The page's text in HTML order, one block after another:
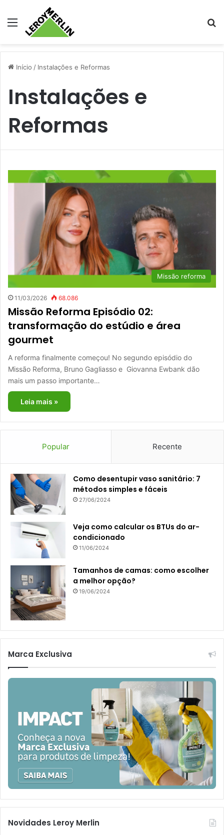
Menu
Início / Instalações e Reformas
Instalações e
Reformas
Missão reforma
11/03/2026 68.086
Missão Reforma Episódio 02:
transformação do estúdio e área
gourmet
A reforma finalmente começou! No segundo episódio do
Missão Reforma, Bruno Gagliasso e Giovanna Ewbank dão
mais um passo importante…
Leia mais »
Popular Recente
Como desentupir vaso sanitário: 7
métodos simples e fáceis
27/06/2024
Veja como calcular os BTUs do ar-
condicionado
11/06/2024
Tamanhos de camas: como escolher
a melhor opção?
19/06/2024
Marca Exclusiva
Novidades Leroy Merlin